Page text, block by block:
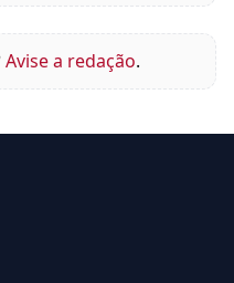
Avise a redação.